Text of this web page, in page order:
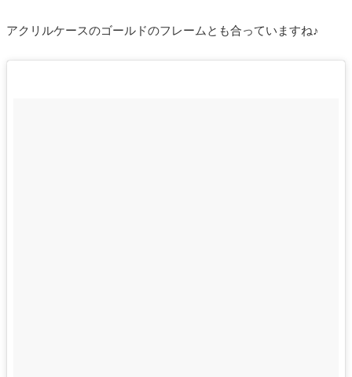
アクリルケースのゴールドのフレームとも合っていますね♪